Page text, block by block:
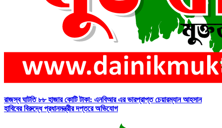
রাজস্ব ঘাটতি ৮৮ হাজার কোটি টাকা: এনবিআর এর ভারপ্রাপ্ত চেয়ারম্যান আহসান
হাবিবের বিরুদ্ধে প্রধানমন্ত্রীর দপ্তরে অভিযোগ